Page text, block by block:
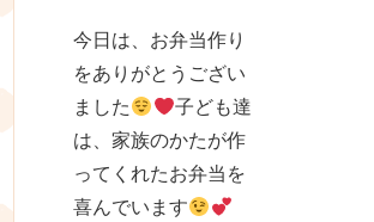
今日は、お弁当作り
をありがとうござい
ました
子ども達
は、家族のかたが作
ってくれたお弁当を
喜んでいます